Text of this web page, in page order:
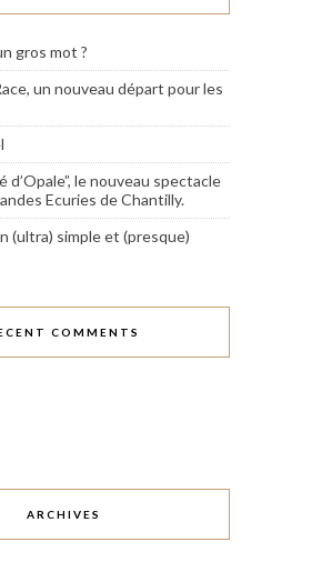
gros mot ?
un nouveau départ pour les
d’Opale”, le nouveau spectacle
Ecuries de Chantilly.
(ultra) simple et (presque)
COMMENTS
ARCHIVES